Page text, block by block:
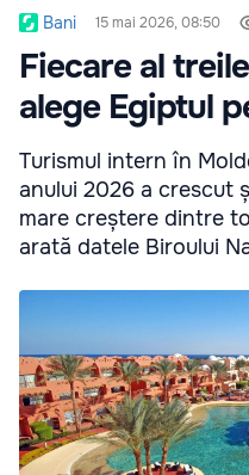
Bani 15 mai 2026, 08:50
Fiecare al
alege Egiptul
Turismul intern în
anului 2026 a crescut
mare creștere dintre
arată datele Biroului